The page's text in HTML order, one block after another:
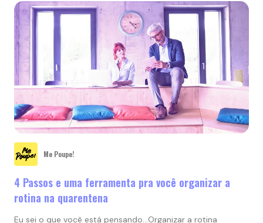
Me Poupe!
4 Passos e uma ferramenta pra você organizar a
rotina na quarentena
Eu sei o que você está pensando…Organizar a rotina